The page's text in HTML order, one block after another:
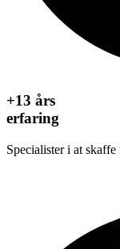
+13 års
erfaring
Specialister i at